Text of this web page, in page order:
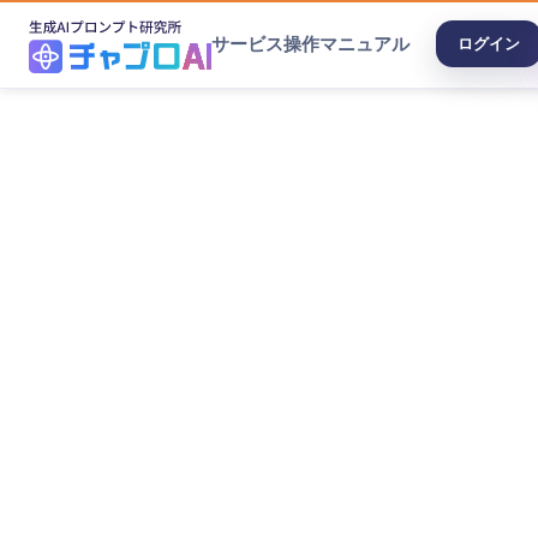
サービス操作マニュアル ログイン